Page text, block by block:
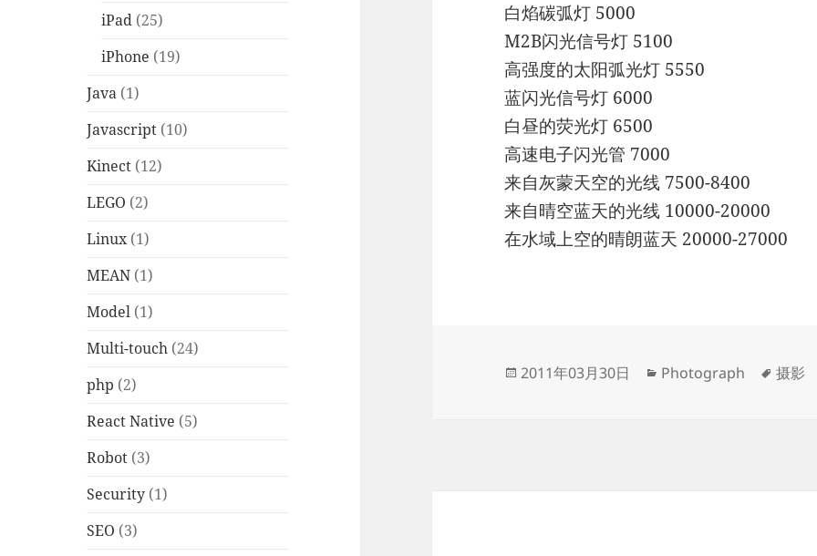
iPad (25)
iPhone (19)
Java (1)
Javascript (10)
Kinect (12)
LEGO (2)
Linux(1)
MEAN (1)
Model (1)
Multi-touch (24)
php (2)
React Native (5)
Robot (3)
Security (1)
SEO (3)
白焰碳弧灯 5000
M2B闪光信号灯 5100
高强度的太阳弧光灯 5550
蓝闪光信号灯 6000
白昼的荧光灯 6500
高速电子闪光管 7000
来自灰蒙天空的光线 7500-8400
来自晴空蓝天的光线 10000-20000
在水域上空的晴朗蓝天 20000-27000
发
2011年03月30日
分
Photograph
标
摄影